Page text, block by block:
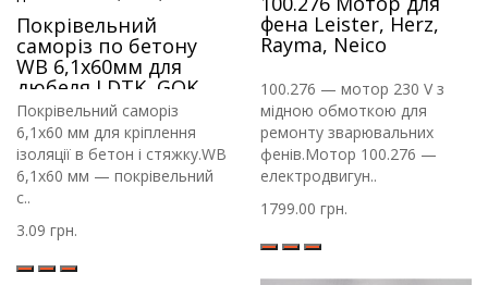
Покрівельний
саморіз по бетону
WB 6,1х60мм для
дюбеля LDTK, GOK,
RIF
Покрівельний саморіз
6,1х60 мм для кріплення
ізоляції в бетон і стяжку.WB
6,1х60 мм — покрівельний
с..
3.09 грн.
фена Leister, Herz,
Rayma, Neico
100.276 — мотор 230 V з
мідною обмоткою для
ремонту зварювальних
фенів.Мотор 100.276 —
електродвигун..
1799.00 грн.